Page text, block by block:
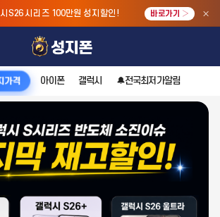
S26 시리즈 100만원 성지할인! 바로가기 › ×
가격 아이폰 갤럭시 🔔전국최저가알림